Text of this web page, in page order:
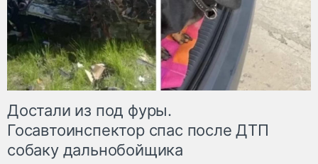
Достали из под фуры.
Госавтоинспектор спас после ДТП
собаку дальнобойщика